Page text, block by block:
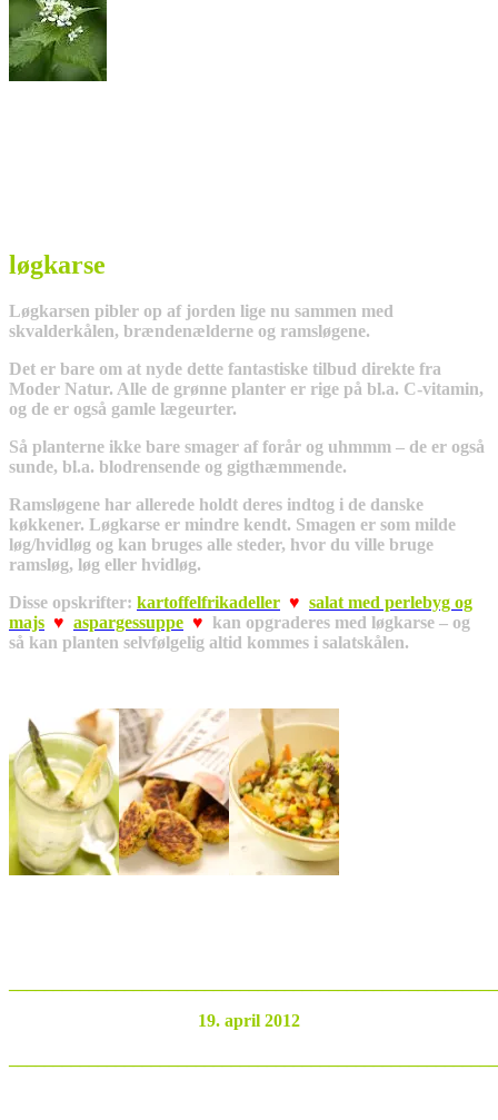
løgkarse
Løgkarsen pibler op af jorden lige nu sammen med
skvalderkålen, brændenælderne og ramsløgene.
Det er bare om at nyde dette fantastiske tilbud direkte fra
Moder Natur. Alle de grønne planter er rige på bl.a. C-vitamin,
og de er også gamle lægeurter.
Så planterne ikke bare smager af forår og uhmmm – de er også
sunde, bl.a. blodrensende og gigthæmmende.
Ramsløgene har allerede holdt deres indtog i de danske
køkkener. Løgkarse er mindre kendt. Smagen er som milde
løg/hvidløg og kan bruges alle steder, hvor du ville bruge
ramsløg, løg eller hvidløg.
Disse opskrifter: kartoffelfrikadeller ♥ salat med perlebyg og
majs ♥ aspargessuppe ♥ kan opgraderes med løgkarse – og
så kan planten selvfølgelig altid kommes i salatskålen.
19. april 2012